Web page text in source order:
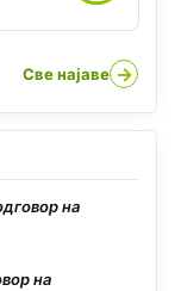
Све најаве →
на
на